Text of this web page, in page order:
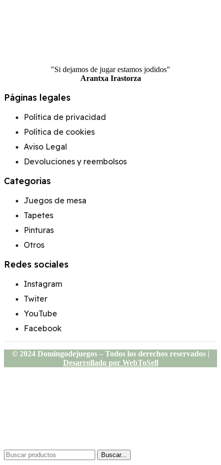
"Si dejamos de jugar estamos jodidos"
Arantxa Irastorza
Páginas legales
Política de privacidad
Política de cookies
Aviso Legal
Devoluciones y reembolsos
Categorias
Juegos de mesa
Tapetes
Pinturas
Otros
Redes sociales
Instagram
Twiter
YouTube
Facebook
© 2024 Domingodejuegos – Todos los derechos reservados |
Desarrollado por WebToSell
Buscar...